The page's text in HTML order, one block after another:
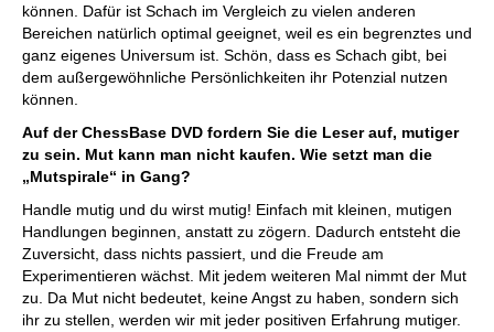
können. Dafür ist Schach im Vergleich zu vielen anderen
Bereichen natürlich optimal geeignet, weil es ein begrenztes und
ganz eigenes Universum ist. Schön, dass es Schach gibt, bei
dem außergewöhnliche Persönlichkeiten ihr Potenzial nutzen
können.
Auf der ChessBase DVD fordern Sie die Leser auf, mutiger
zu sein. Mut kann man nicht kaufen. Wie setzt man die
„Mutspirale“ in Gang?
Handle mutig und du wirst mutig! Einfach mit kleinen, mutigen
Handlungen beginnen, anstatt zu zögern. Dadurch entsteht die
Zuversicht, dass nichts passiert, und die Freude am
Experimentieren wächst. Mit jedem weiteren Mal nimmt der Mut
zu. Da Mut nicht bedeutet, keine Angst zu haben, sondern sich
ihr zu stellen, werden wir mit jeder positiven Erfahrung mutiger.